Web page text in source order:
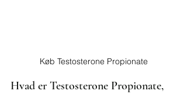
Køb Testosterone Propionate
Hvad er Testosterone Propionate,